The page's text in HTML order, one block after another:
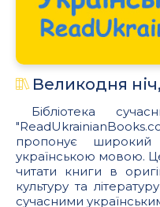
Великодня
Бібліотека
пропонує
українською мовою.
читати книги в
культуру та
сучасними